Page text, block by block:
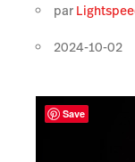
par
2024-10-02
Save